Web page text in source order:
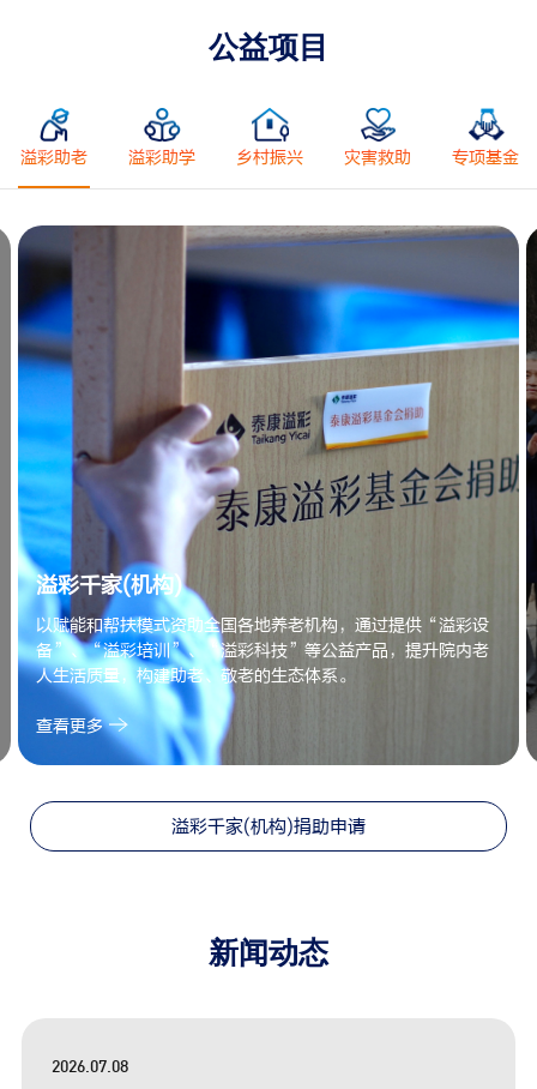
公益项目
溢彩助老 溢彩助学 乡村振兴 灾害救助 专项基金
溢彩千家(机构)
以赋能和帮扶模式资助全国各地养老机构，通过提供“溢彩设
备”、“溢彩培训”、“溢彩科技”等公益产品，提升院内老
人生活质量，构建助老、敬老的生态体系。
查看更多
溢彩千家(机构)捐助申请
新闻动态
2026.07.08